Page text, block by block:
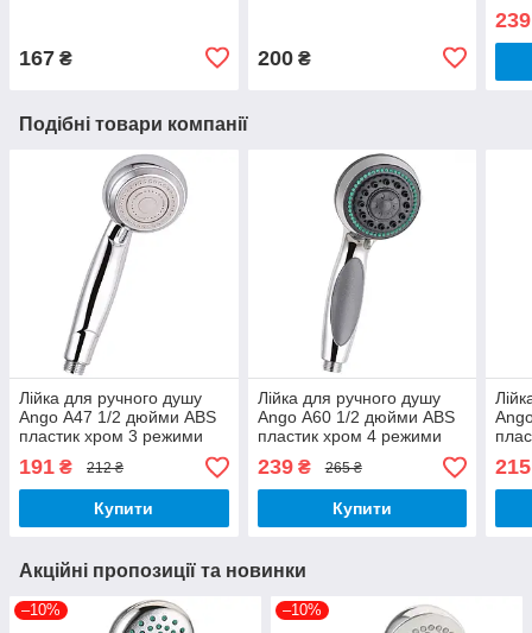
167 ₴ 200₴
239
Подібні товари компанії
Лійка для ручного душу
Ango А47 1/2 дюйми ABS
пластик хром 3 режими
191 ₴ 212 ₴
Купити
Лійка для ручного душу
Ango А60 1/2 дюйми ABS
пластик хром 4 режими
239₴ 265 ₴
Купити
215
Акційні пропозиції та новинки
–10% –10%